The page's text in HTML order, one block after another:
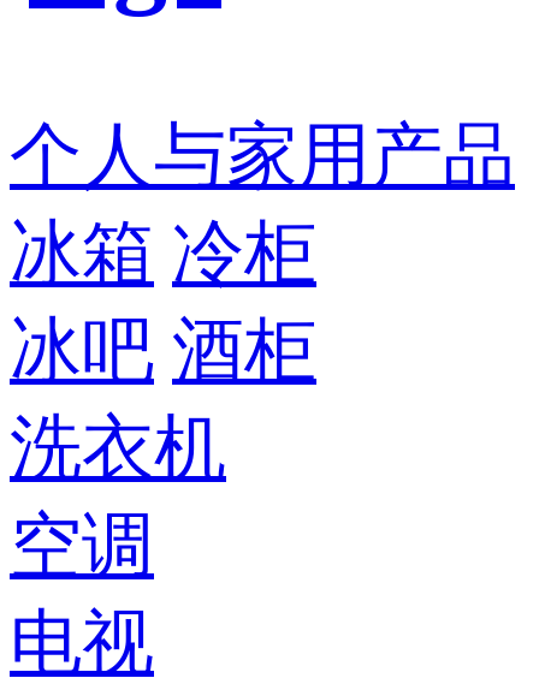
个人与家用产品
冰箱 冷柜
冰吧 酒柜
洗衣机
空调
电视